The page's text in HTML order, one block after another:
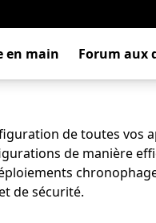
en main Forum aux
de toutes vos
de manière
de sécurité.